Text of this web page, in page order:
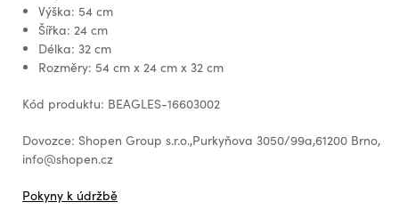
Výška: 54 cm
Šířka: 24 cm
Délka: 32 cm
Rozměry: 54 cm x 24 cm x 32 cm
Kód produktu: BEAGLES-16603002
Dovozce: Shopen Group s.r.o.,Purkyňova 3050/99a,61200 Brno,
info@shopen.cz
Pokyny k údržbě